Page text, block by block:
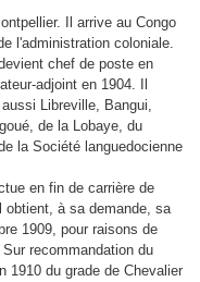
Il arrive au Congo
l'administration coloniale.
chef de poste en
adjoint en 1904. Il
Libreville, Bangui,
de la Lobaye, du
la Société languedocienne
en fin de carrière de
obtient, à sa demande, sa
1909, pour raisons de
recommandation du
1910 du grade de Chevalier